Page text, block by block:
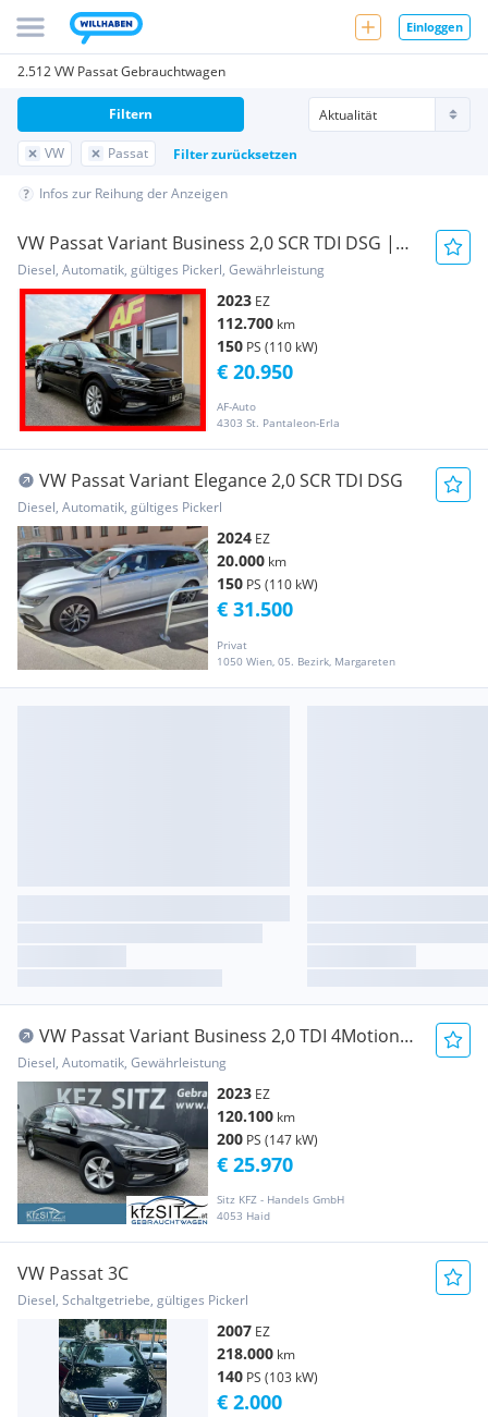
Einloggen
2.512 VW Passat Gebrauchtwagen
VW Passat Filter zurücksetzen
Filtern
Infos zur Reihung der Anzeigen
VW Passat Variant Business 2,0 SCR TDI DSG |
AHK |...
Diesel, Automatik, gültiges Pickerl, Gewährleistung
2023 EZ
112.700 km
150 PS (110 kW)
AF-Auto
4303 St. Pantaleon-Erla
€ 20.950
VW Passat Variant Elegance 2,0 SCR TDI DSG
Diesel, Automatik, gültiges Pickerl
2024 EZ
20.000 km
150 PS (110 kW)
Privat
1050 Wien, 05. Bezirk, Margareten
€ 31.500
VW Passat Variant Business 2,0 TDI 4Motion
DSG
Diesel, Automatik, Gewährleistung
2023 EZ
120.100 km
200 PS (147 kW)
Sitz KFZ - Handels GmbH
4053 Haid
€ 25.970
VW Passat 3C
Diesel, Schaltgetriebe, gültiges Pickerl
2007 EZ
218.000 km
140 PS (103 kW)
€ 2.000